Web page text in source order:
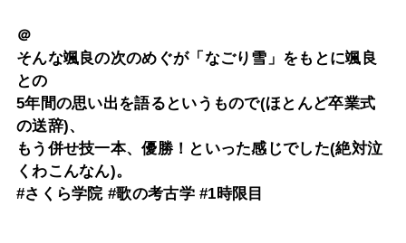
＠
そんな颯良の次のめぐが「なごり雪」をもとに颯良
との
5年間の思い出を語るというもので(ほとんど卒業式
の送辞)、
もう併せ技一本、優勝！といった感じでした(絶対泣
くわこんなん)。
#さくら学院 #歌の考古学 #1時限目